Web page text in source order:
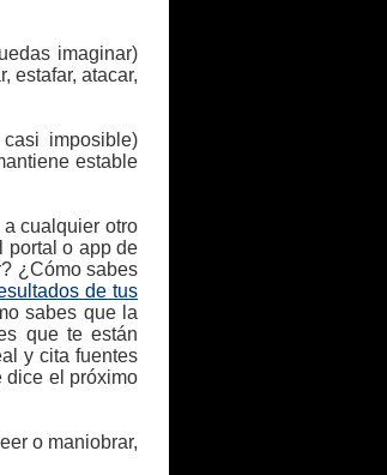
imaginar)
estafar, atacar,
imposible)
estable
cualquier otro
portal o app de
¿Cómo sabes
de tus
sabes que la
que te están
y cita fuentes
dice el próximo
o maniobrar,